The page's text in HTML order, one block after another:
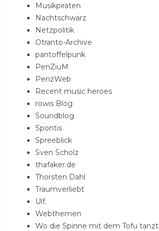
Musikpiraten
Nachtschwarz
Netzpolitik
Otranto-Archive
pantoffelpunk
PenZiuM
PenzWeb
Recent music heroes
rowis Blog
Soundblog
Spontis
Spreeblick
Sven Scholz
thafaker.de
Thorsten Dahl
Traumverliebt
Ulf.
Webthemen
Wo die Spinne mit dem Tofu tanzt